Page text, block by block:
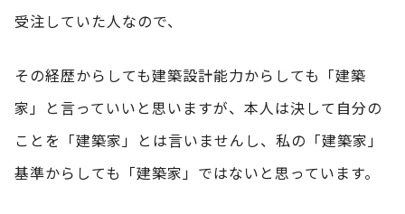
受注していた人なので、
その経歴からしても建築設計能力からしても「建築
家」と言っていいと思いますが、本人は決して自分の
ことを「建築家」とは言いませんし、私の「建築家」
基準からしても「建築家」ではないと思っています。